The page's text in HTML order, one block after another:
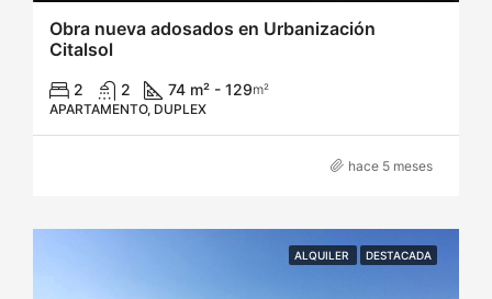
Obra nueva adosados en Urbanización
Citalsol
2 2 74 m² - 129m²
APARTAMENTO, DUPLEX
hace 5 meses
ALQUILER DESTACADA